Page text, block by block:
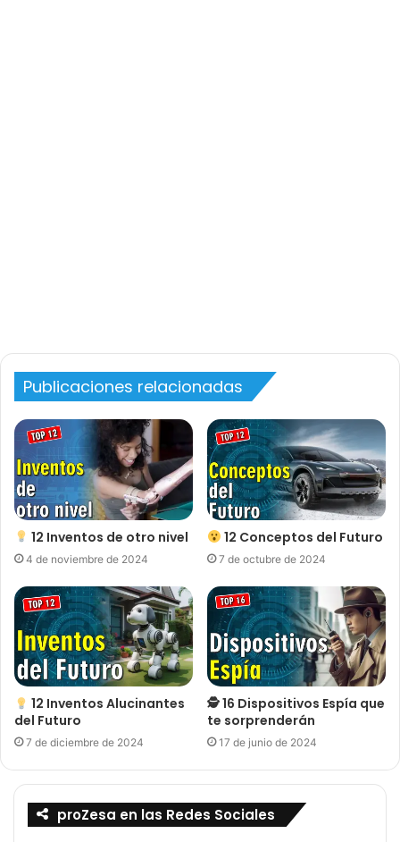
Publicaciones relacionadas
12 Inventos de otro nivel
4 de noviembre de 2024
12 Conceptos del Futuro
7 de octubre de 2024
12 Inventos Alucinantes
del Futuro
7 de diciembre de 2024
🕵 16 Dispositivos Espía que
te sorprenderán
17 de junio de 2024
proZesa en las Redes Sociales